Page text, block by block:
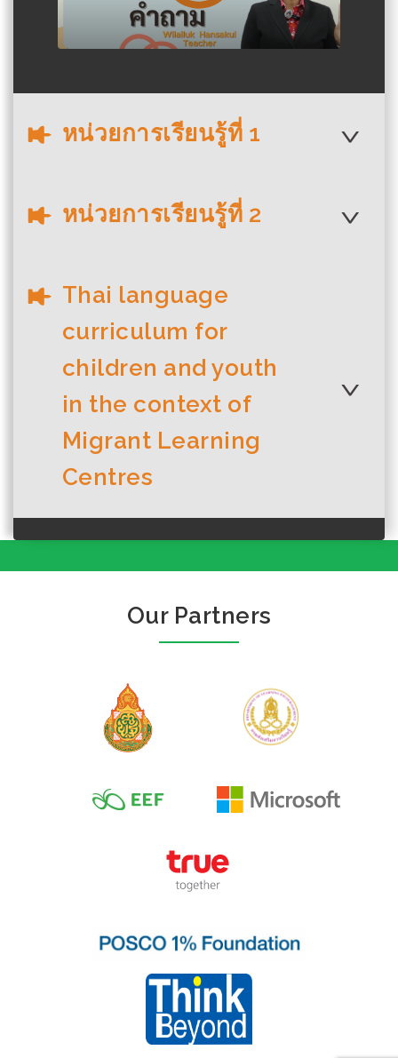
หน่วยการเรียนรู้ที่ 1
บทที่ 1 พยัญชนะภาษา
บทที่ 2 สระภาษาไทย
บทที่ 3 สระเสียงสั้น
บทที่ 6 อักษรนำ
หน่วยการเรียนรู้ที่ 2
บทที่ 1 คำทักทายใน
ภาษาไทย
บทที่ 2 คำกริยาที่ใช้
บ่อยในภาษาไทย
บทที่ 3 คำศัพท์เกี่ยว
กับสถานที่และ
บทที่ 4 คำศัพท์และ
ประโยคเกี่ยวกับ
บทที่ 5 คำศัพท์เกี่ยว
กับยานพาหนะและ
การเดินทาง
Thai language
curriculum for
children and youth
in the context of
Migrant Learning
Centres
หลักสูตรภาษาไทย
ศูนย์การเรียน...
Our Partners